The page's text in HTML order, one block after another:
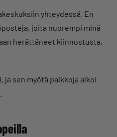
yhteydessä. En
joita nuorempi minä
herättäneet kiinnostusta,
sen myötä paikkoja alkoi